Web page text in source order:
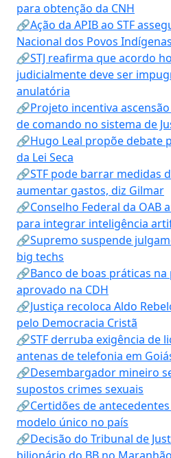
para obtenção da CNH
🔗Ação da APIB ao STF
Nacional dos Povos
🔗STJ reafirma que acordo
judicialmente deve ser
anulatória
🔗Projeto incentiva
de comando no sistema de
🔗Hugo Leal propõe debate
da Lei Seca
🔗STF pode barrar medidas
aumentar gastos, diz Gilmar
🔗Conselho Federal da OAB
para integrar inteligência
🔗Supremo suspende
big techs
🔗Banco de boas práticas
aprovado na CDH
🔗Justiça recoloca Aldo
pelo Democracia Cristã
🔗STF derruba exigência de
antenas de telefonia em
🔗Desembargador mineiro
supostos crimes sexuais
🔗Certidões de
modelo único no país
🔗Decisão do Tribunal de